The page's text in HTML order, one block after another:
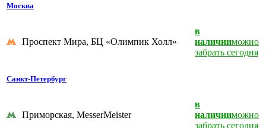
Москва
Проспект Мира, БЦ «Олимпик Холл»
в
наличииможно
забрать сегодня
Санкт-Петербург
Приморская, MesserMeister
в
наличииможно
забрать сегодня